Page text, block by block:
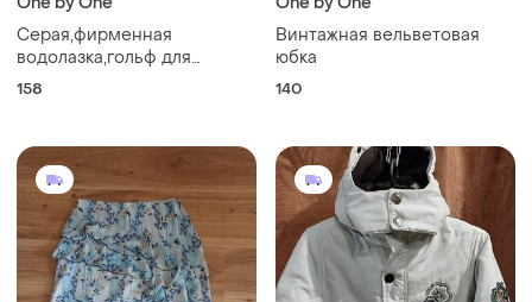
Серая,фирменная
водолазка,гольф для
худкого мальчика 13-14 лет
158
Винтажная вельветовая
юбка
140